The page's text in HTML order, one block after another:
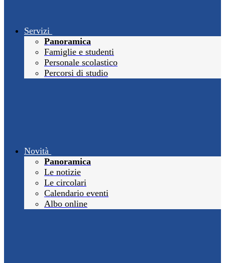
Servizi
Panoramica
Famiglie e studenti
Personale scolastico
Percorsi di studio
Novità
Panoramica
Le notizie
Le circolari
Calendario eventi
Albo online